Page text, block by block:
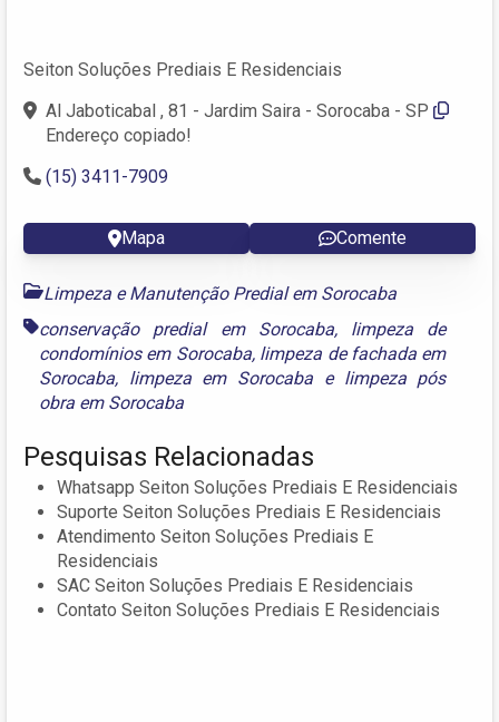
Seiton Soluções Prediais E Residenciais
Al Jaboticabal , 81 - Jardim Saira - Sorocaba - SP
Endereço copiado!
(15) 3411-7909
Mapa Comente
Limpeza e Manutenção Predial em Sorocaba
conservação predial em Sorocaba, limpeza de
condomínios em Sorocaba, limpeza de fachada em
Sorocaba, limpeza em Sorocaba e limpeza pós
obra em Sorocaba
Pesquisas Relacionadas
Whatsapp Seiton Soluções Prediais E Residenciais
Suporte Seiton Soluções Prediais E Residenciais
Atendimento Seiton Soluções Prediais E
Residenciais
SAC Seiton Soluções Prediais E Residenciais
Contato Seiton Soluções Prediais E Residenciais